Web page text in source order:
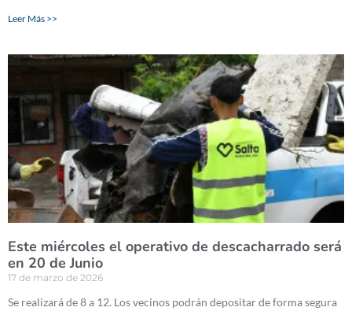
Leer Más >>
Este miércoles el operativo de descacharrado será
en 20 de Junio
17 de marzo de 2026
Se realizará de 8 a 12. Los vecinos podrán depositar de forma segura